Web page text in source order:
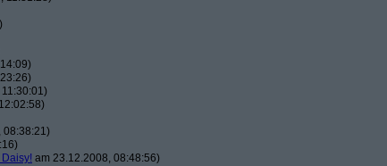
08:38:21)
am 23.12.2008, 08:48:56)